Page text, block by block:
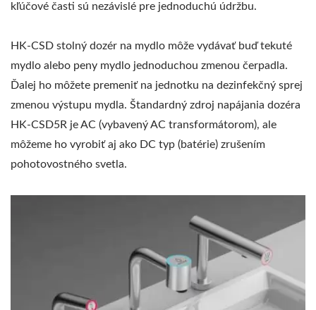
kľúčové časti sú nezávislé pre jednoduchú údržbu.
HK-CSD stolný dozér na mydlo môže vydávať buď tekuté
mydlo alebo peny mydlo jednoduchou zmenou čerpadla.
Ďalej ho môžete premeniť na jednotku na dezinfekčný sprej
zmenou výstupu mydla. Štandardný zdroj napájania dozéra
HK-CSD5R je AC (vybavený AC transformátorom), ale
môžeme ho vyrobiť aj ako DC typ (batérie) zrušením
pohotovostného svetla.